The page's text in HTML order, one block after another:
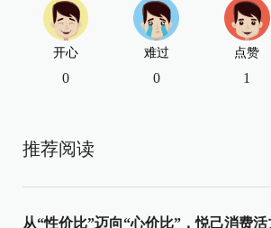
开心
0
难过
0
点赞
1
推荐阅读
从“性价比”迈向“心价比”，悦己消费活